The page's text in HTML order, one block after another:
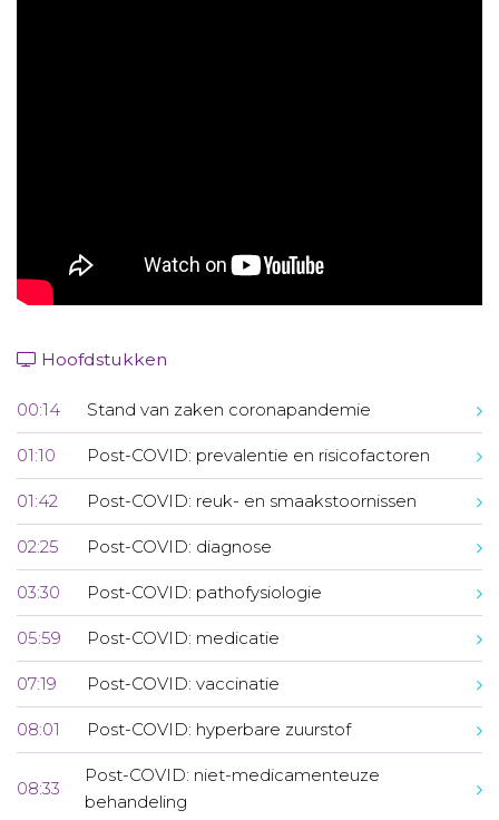
Hoofdstukken
00:14 Stand van zaken coronapandemie
01:10 Post-COVID: prevalentie en risicofactoren
01:42 Post-COVID: reuk- en smaakstoornissen
02:25 Post-COVID: diagnose
03:30 Post-COVID: pathofysiologie
05:59 Post-COVID: medicatie
07:19 Post-COVID: vaccinatie
08:01 Post-COVID: hyperbare zuurstof
08:33
Post-COVID: niet-medicamenteuze
behandeling